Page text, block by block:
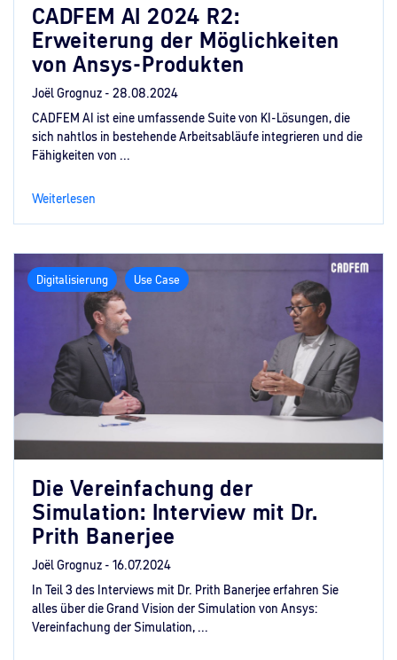
CADFEM AI 2024 R2:
Erweiterung der Möglichkeiten
von Ansys-Produkten
Joël Grognuz - 28.08.2024
CADFEM AI ist eine umfassende Suite von KI-Lösungen, die
sich nahtlos in bestehende Arbeitsabläufe integrieren und die
Fähigkeiten von ...
Weiterlesen
Digitalisierung Use Case
Die Vereinfachung der
Simulation: Interview mit Dr.
Prith Banerjee
Joël Grognuz - 16.07.2024
In Teil 3 des Interviews mit Dr. Prith Banerjee erfahren Sie
alles über die Grand Vision der Simulation von Ansys:
Vereinfachung der Simulation, ...